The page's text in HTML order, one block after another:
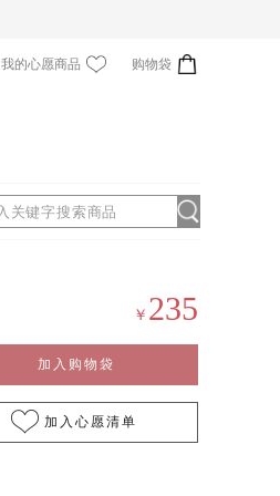
我的心愿商品 购物袋 0
￥ 235
加入购物袋
加入心愿清单